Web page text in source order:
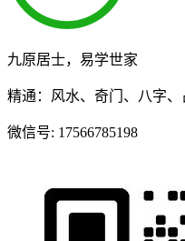
九原居士，易学世家
精通：风水、奇门、八字、
微信号: 17566785198